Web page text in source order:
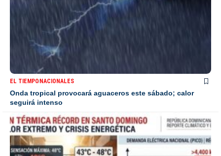
EL TIEMPONACIONALES
Onda tropical provocará aguaceros este sábado; calor
seguirá intenso